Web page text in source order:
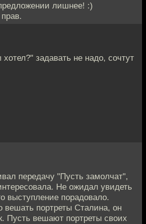
лишнее! :)
задавать не надо, сочтут
передачу "Пусть замолчат",
Не ожидал увидеть
выступление порадовало.
вешать портреты Сталина, он
Пусть вешают портреты своих